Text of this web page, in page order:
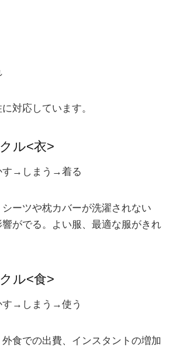
対応しています。
ル<衣>
→しまう→着る
ーツや枕カバーが洗濯されない
がでる。よい服、最適な服がきれ
ル<食>
→しまう→使う
食での出費、インスタントの増加